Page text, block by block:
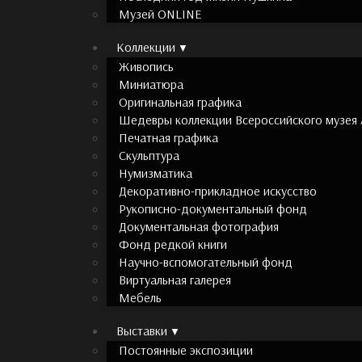
Музей ONLINE
Коллекции
Живопись
Миниатюра
Оригинальная графика
Шедевры коллекции Всероссийского
Печатная графика
Скульптура
Нумизматика
Декоративно-прикладное искусство
Рукописно-документальный фонд
Документальная фотография
Фонд редкой книги
Научно-вспомогательный фонд
Виртуальная галерея
Мебель
Выставки
Постоянные экспозиции